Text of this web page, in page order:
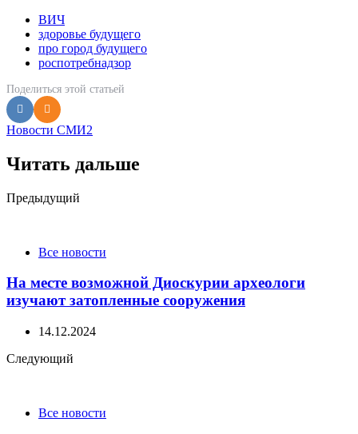
ВИЧ
здоровье будущего
про город будущего
роспотребнадзор
Поделиться этой статьей
Новости СМИ2
Читать дальше
Post
Предыдущий
Все новости
На месте возможной Диоскурии археологи
изучают затопленные сооружения
14.12.2024
Следующий
Все новости